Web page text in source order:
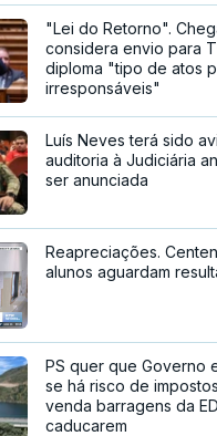
"Lei do Retorno".
considera envio para
diploma "tipo de atos
irresponsáveis"
Luís Neves terá sido
auditoria à Judiciária
ser anunciada
Reapreciações.
alunos aguardam
PS quer que Governo
se há risco de
venda barragens da
caducarem